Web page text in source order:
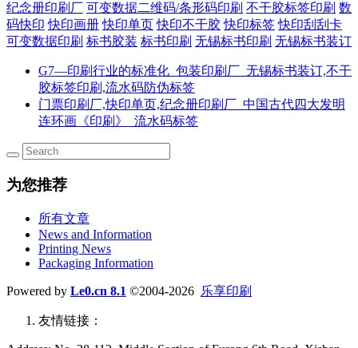
纪念册印刷厂 可变数据二维码/条形码印刷 不干胶标签印刷 数
码快印 快印画册 快印单页 快印不干胶 快印标签 快印刮刮卡
可变数据印刷 标书胶装 标书印刷 无锡标书印刷 无锡标书装订
G7—印刷行业的标准化_包装印刷厂_无锡标书装订,不干
胶标签印刷,流水码防伪标签
门票印刷厂,快印单页,纪念册印刷厂_中国古代四大发明
连环画《印刷》_流水码标签
为您推荐
所有文章
News and Information
Printing News
Packaging Information
Powered by Le0.cn 8.1 ©2004-2026 乐享印刷
友情链接：